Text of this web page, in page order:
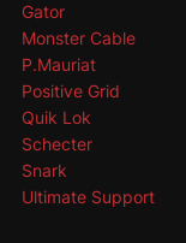
Gator
Monster Cable
P.Mauriat
Positive Grid
Quik Lok
Schecter
Snark
Ultimate Support